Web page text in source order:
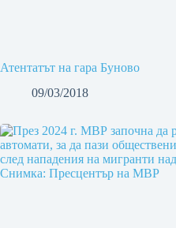
Атентатът на гара Буново
09/03/2018